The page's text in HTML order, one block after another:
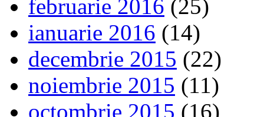
februarie 2016 (25)
ianuarie 2016 (14)
decembrie 2015 (22)
noiembrie 2015 (11)
octombrie 2015 (16)